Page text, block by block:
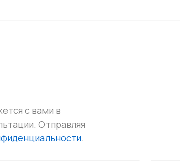
с вами в
Отправляя
.